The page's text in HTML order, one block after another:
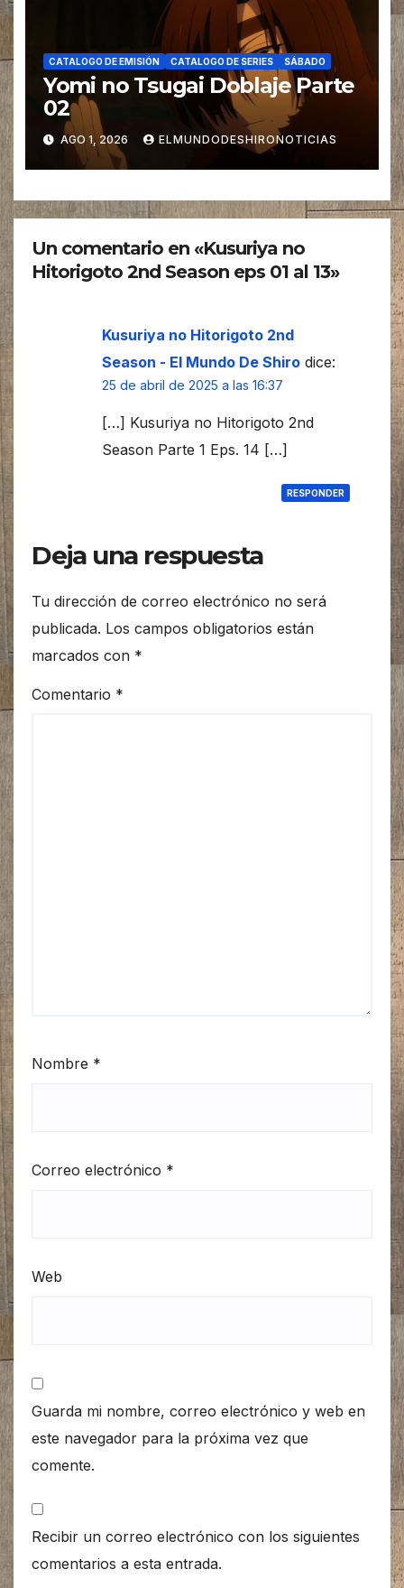
CATALOGO DE EMISIÓN CATALOGO DE SERIES SÁBADO
Yomi no Tsugai Doblaje Parte
02
AGO 1, 2026 ELMUNDODESHIRONOTICIAS
Un comentario en «Kusuriya no
Hitorigoto 2nd Season eps 01 al 13»
Kusuriya no Hitorigoto 2nd
Season - El Mundo De Shiro dice:
25 de abril de 2025 a las 16:37
[…] Kusuriya no Hitorigoto 2nd
Season Parte 1 Eps. 14 […]
RESPONDER
Deja una respuesta
Tu dirección de correo electrónico no será
publicada. Los campos obligatorios están
marcados con *
Comentario *
Nombre *
Correo electrónico *
Web
Guarda mi nombre, correo electrónico y web en
este navegador para la próxima vez que
comente.
Recibir un correo electrónico con los siguientes
comentarios a esta entrada.